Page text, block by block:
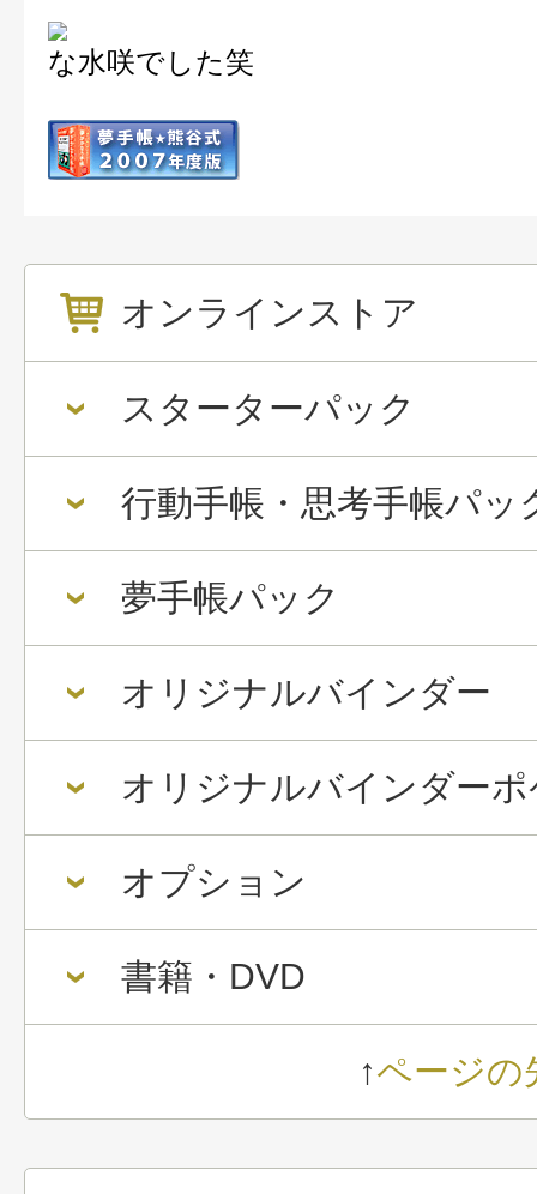
オンラインストア
スターターパック
行動手帳・思考手帳パッ
夢手帳パック
オリジナルバインダー
オリジナルバインダー
オプション
書籍・DVD
↑ページの
な水咲でした笑